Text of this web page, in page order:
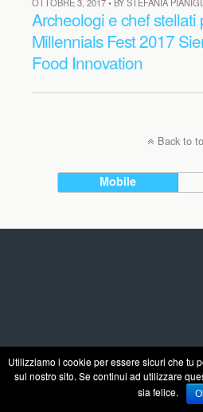
Archeologi e chef stellati
Millennials Fest 2017
Food Innovation
Back to
Mobile
Utilizziamo i cookie per essere sicuri che tu
sul nostro sito. Se continui ad utilizzare
sia felice.